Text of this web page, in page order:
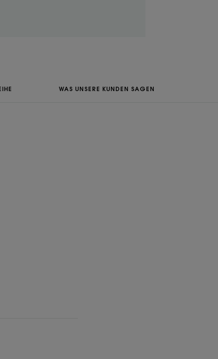
WAS UNSERE KUNDEN SAGEN